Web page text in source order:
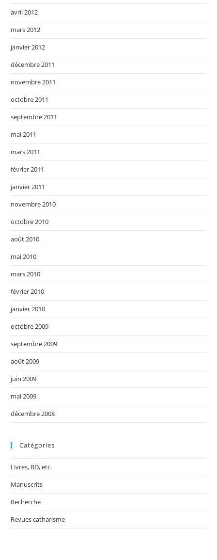
avril 2012
mars 2012
janvier 2012
décembre 2011
novembre 2011
octobre 2011
septembre 2011
mai 2011
mars 2011
février 2011
janvier 2011
novembre 2010
octobre 2010
août 2010
mai 2010
mars 2010
février 2010
janvier 2010
octobre 2009
septembre 2009
août 2009
juin 2009
mai 2009
décembre 2008
Catégories
Livres, BD, etc.
Manuscrits
Recherche
Revues catharisme